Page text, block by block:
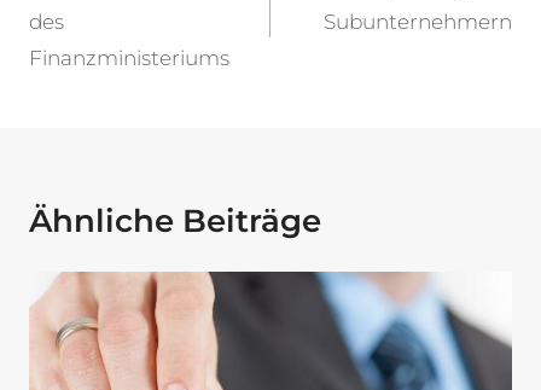
des
Finanzministeriums
Subunternehmern
Ähnliche Beiträge